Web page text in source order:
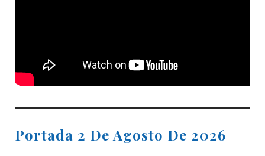
Portada 2 De Agosto De 2026